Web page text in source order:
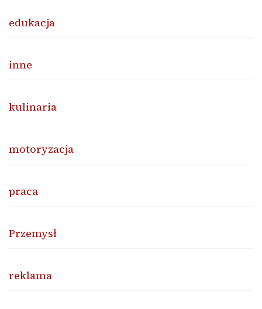
edukacja
inne
kulinaria
motoryzacja
praca
Przemysł
reklama